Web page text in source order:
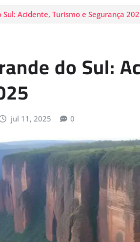
Sul: Acidente, Turismo e Segurança
do Sul:
jul 11, 2025 0